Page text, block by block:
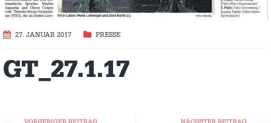
27. JANUAR 2017 PRESSE
GT_27.1.17